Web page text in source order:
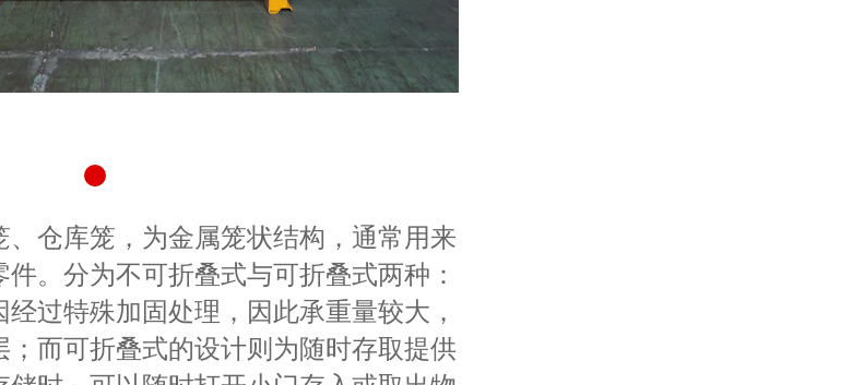
、仓库笼，为金属笼状结构，通常用来
。分为不可折叠式与可折叠式两种：
过特殊加固处理，因此承重量较大，
；而可折叠式的设计则为随时存取提供